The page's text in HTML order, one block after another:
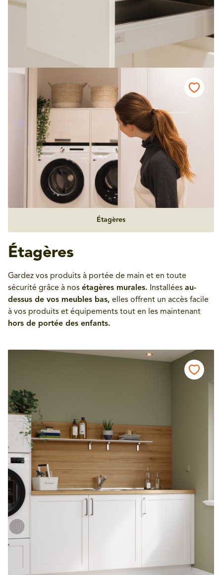
Étagères
Étagères
Gardez vos produits à portée de main et en toute
sécurité grâce à nos étagères murales. Installées au-
dessus de vos meubles bas, elles offrent un accès facile
à vos produits et équipements tout en les maintenant
hors de portée des enfants.